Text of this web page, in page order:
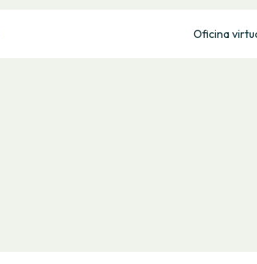
Oficina